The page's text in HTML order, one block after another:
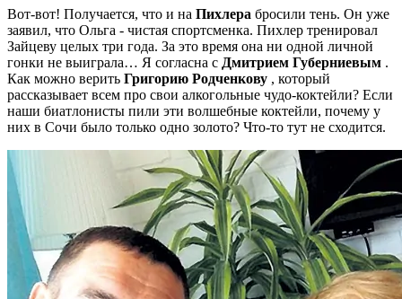
Вот-вот! Получается, что и на Пихлера бросили тень. Он уже
заявил, что Ольга - чистая спортсменка. Пихлер тренировал
Зайцеву целых три года. За это время она ни одной личной
гонки не выиграла… Я согласна с Дмитрием Губерниевым .
Как можно верить Григорию Родченкову , который
рассказывает всем про свои алкогольные чудо-коктейли? Если
наши биатлонисты пили эти волшебные коктейли, почему у
них в Сочи было только одно золото? Что-то тут не сходится.